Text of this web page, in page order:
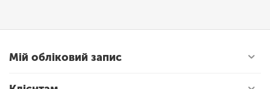
Мій обліковий запис